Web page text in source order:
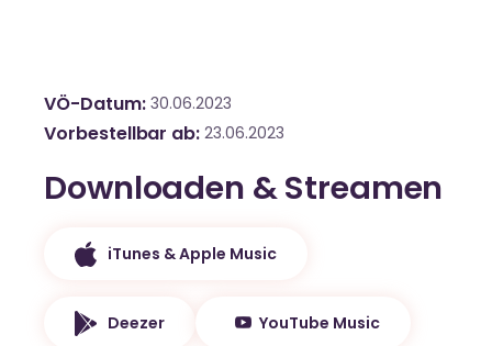
VÖ-Datum 30.06.2023
Vorbestellbar ab 23.06.2023
Downloaden & Streamen
iTunes & Apple Music
Deezer YouTube Music